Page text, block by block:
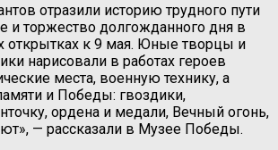
отразили историю трудного пути
и торжество долгожданного дня в
открытках к 9 мая. Юные творцы и
нарисовали в работах героев
места, военную технику, а
и Победы: гвоздики,
ордена и медали, Вечный огонь,
— рассказали в Музее Победы.